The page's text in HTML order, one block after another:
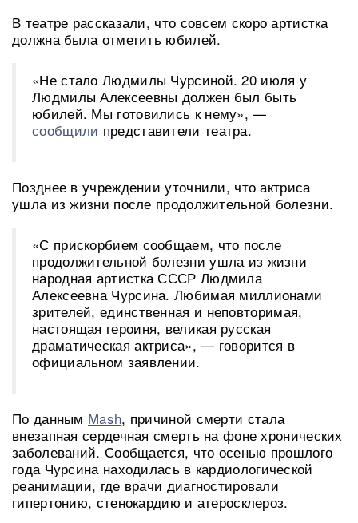
В театре рассказали, что совсем скоро артистка
должна была отметить юбилей.
«Не стало Людмилы Чурсиной. 20 июля у
Людмилы Алексеевны должен был быть
юбилей. Мы готовились к нему», —
сообщили представители театра.
Позднее в учреждении уточнили, что актриса
ушла из жизни после продолжительной болезни.
«С прискорбием сообщаем, что после
продолжительной болезни ушла из жизни
народная артистка СССР Людмила
Алексеевна Чурсина. Любимая миллионами
зрителей, единственная и неповторимая,
настоящая героиня, великая русская
драматическая актриса», — говорится в
официальном заявлении.
По данным Mash, причиной смерти стала
внезапная сердечная смерть на фоне хронических
заболеваний. Сообщается, что осенью прошлого
года Чурсина находилась в кардиологической
реанимации, где врачи диагностировали
гипертонию, стенокардию и атеросклероз.